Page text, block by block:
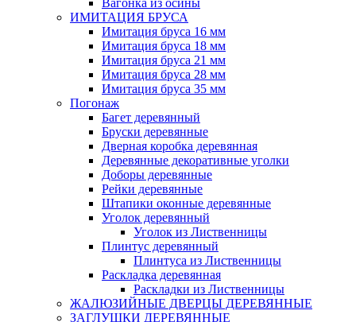
Вагонка из осины
ИМИТАЦИЯ БРУСА
Имитация бруса 16 мм
Имитация бруса 18 мм
Имитация бруса 21 мм
Имитация бруса 28 мм
Имитация бруса 35 мм
Погонаж
Багет деревянный
Бруски деревянные
Дверная коробка деревянная
Деревянные декоративные уголки
Доборы деревянные
Рейки деревянные
Штапики оконные деревянные
Уголок деревянный
Уголок из Лиственницы
Плинтус деревянный
Плинтуса из Лиственницы
Раскладка деревянная
Раскладки из Лиственницы
ЖАЛЮЗИЙНЫЕ ДВЕРЦЫ ДЕРЕВЯННЫЕ
ЗАГЛУШКИ ДЕРЕВЯННЫЕ